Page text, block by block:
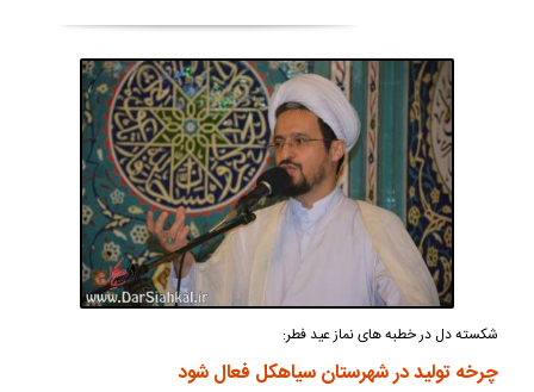
شکسته دل در خطبه های نماز عید فطر:
چرخه تولید در شهرستان سیاهکل فعال شود